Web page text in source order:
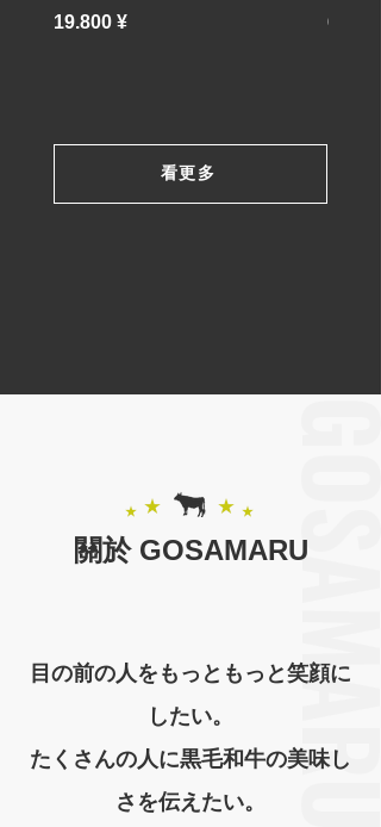
價格
19.800 ¥
價格
6.600 ¥
看更多
關於 GOSAMARU
目の前の人をもっともっと笑顔に
したい。
たくさんの人に黒毛和牛の美味し
さを伝えたい。